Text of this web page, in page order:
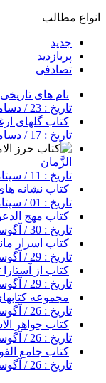
انواع مطالب
جدید
پربازدید
تصادفی
نام های
تاریخ : 23 / دسامبر / 2019
کتاب گلهای
تاریخ : 17 / دسامبر / 2019
الزَّمان
تاریخ : 11 / سپتامبر / 2018
کتاب نشانه
تاریخ : 01 / سپتامبر / 2018
کتاب مهج
تاریخ : 30 / آگوست / 2018
کتاب اسرار
تاریخ : 29 / آگوست / 2018
کتاب از آستارا
تاریخ : 29 / آگوست / 2018
مجموعه
تاریخ : 26 / آگوست / 2018
کتاب جواهر
تاریخ : 26 / آگوست / 2018
کتاب جامع
تاریخ : 26 / آگوست / 2018